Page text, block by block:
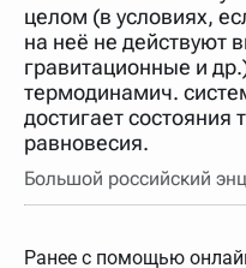
целом (в условиях,
на неё не действуют
гравитационные и
термодинамич.
достигает
равновесия.
Большой российский
Ранее с помощью